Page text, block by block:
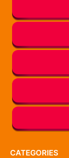
CATEGORIES